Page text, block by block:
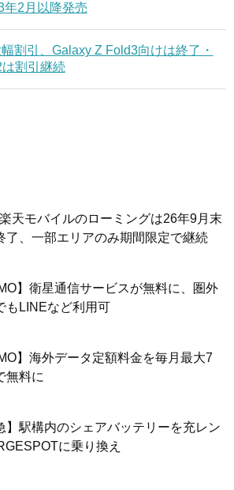
年2月以降発売
幅割引、Galaxy Z Fold3向けは終了・
割引継続
天モバイルのローミングは26年9月末
了、一部エリアのみ期間限定で継続
】衛星通信サービスが無料に、圏外
もLINEなど利用可
】海外データ定額料金を毎月最大7
無料に
】駅構内のシェアバッテリーを充レン
に乗り換え